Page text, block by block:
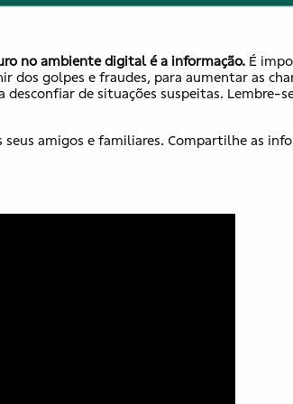
no ambiente digital é a informação. É
dos golpes e fraudes, para aumentar as
de situações suspeitas. Lembre-
amigos e familiares. Compartilhe as